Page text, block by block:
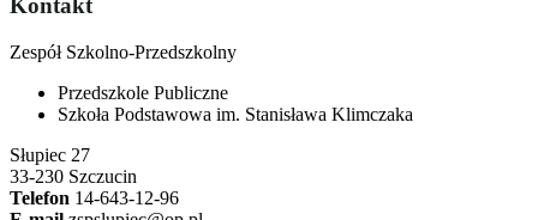
Kontakt
Zespół Szkolno-Przedszkolny
Przedszkole Publiczne
Szkoła Podstawowa im. Stanisława Klimczaka
Słupiec 27
33-230 Szczucin
Telefon 14-643-12-96